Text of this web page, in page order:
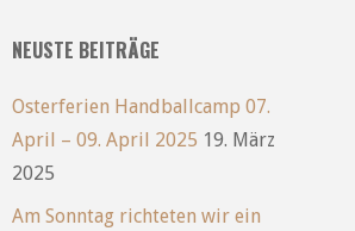
NEUSTE BEITRÄGE
Osterferien Handballcamp 07.
April – 09. April 2025 19. März
2025
Am Sonntag richteten wir ein